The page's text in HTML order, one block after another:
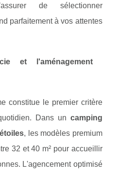
de sélectionner
parfaitement à vos attentes
et l'aménagement
constitue le premier critère
Dans un camping
, les modèles premium
32 et 40 m² pour accueillir
L'agencement optimisé